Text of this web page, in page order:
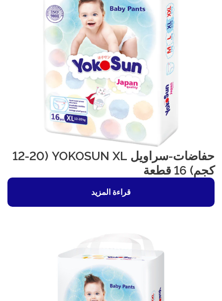
حفاضات-سراويل YOKOSUN XL (12-20
كجم) 16 قطعة
قراءة المزيد